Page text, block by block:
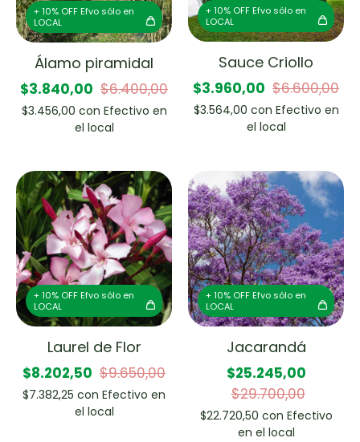
+ 10% OFF Efvo sólo en
LOCAL
Álamo piramidal
$3.840,00 $6.400,00
$3.456,00 con Efectivo en
el local
+ 10% OFF Efvo sólo en
LOCAL
Sauce Criollo
$3.960,00 $6.600,00
$3.564,00 con Efectivo en
el local
+ 10% OFF Efvo sólo en
LOCAL
Laurel de Flor
$8.202,50 $9.650,00
$7.382,25 con Efectivo en
el local
+ 10% OFF Efvo sólo en
LOCAL
Jacarandá
$25.245,00
$29.700,00
$22.720,50 con Efectivo
en el local